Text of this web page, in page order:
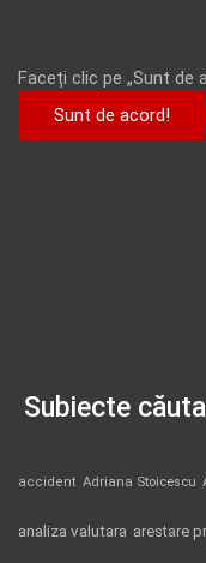
Faceți clic pe „Sunt de
Sunt de acord!
Subiecte
accident Adriana Stoicescu
analiza valutara arestare